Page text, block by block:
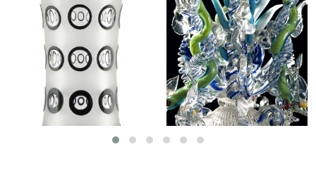
VAN
DE
MELETE-
FONTEIN’)
Georges Collignon
LEES MEER OVER
‘DIVA’
LEES MEEROVER